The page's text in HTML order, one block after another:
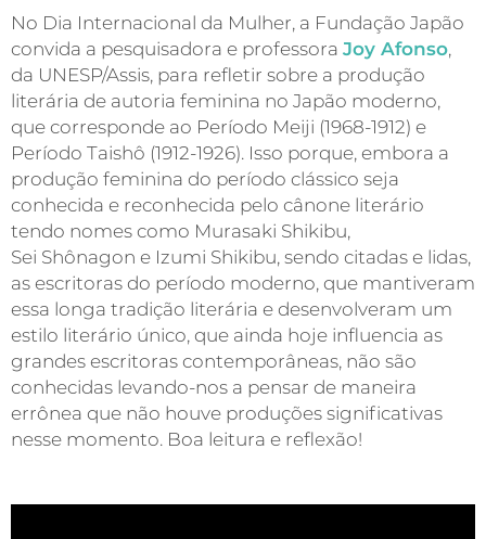
No Dia Internacional da Mulher, a Fundação Japão
convida a pesquisadora e professora Joy Afonso,
da UNESP/Assis, para refletir sobre a produção
literária de autoria feminina no Japão moderno,
que corresponde ao Período Meiji (1968-1912) e
Período Taishô (1912-1926). Isso porque, embora a
produção feminina do período clássico seja
conhecida e reconhecida pelo cânone literário
tendo nomes como Murasaki Shikibu,
Sei Shônagon e Izumi Shikibu, sendo citadas e lidas,
as escritoras do período moderno, que mantiveram
essa longa tradição literária e desenvolveram um
estilo literário único, que ainda hoje influencia as
grandes escritoras contemporâneas, não são
conhecidas levando-nos a pensar de maneira
errônea que não houve produções significativas
nesse momento. Boa leitura e reflexão!